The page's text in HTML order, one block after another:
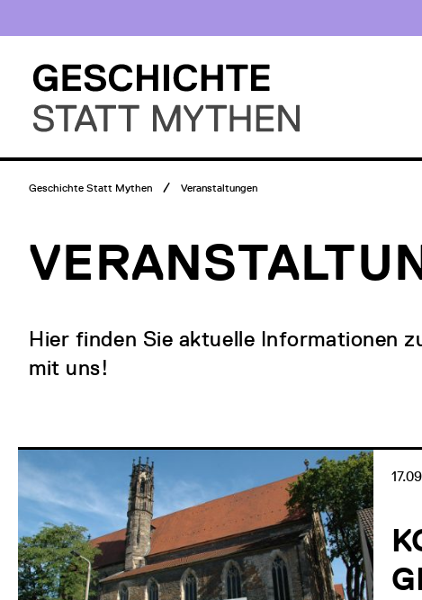
Inhalt
Hauptmenü
Geschichte
Statt
Breadcrumb
Geschichte Statt Mythen Veranstaltungen
Hier finden Sie aktuelle Informationen
mit uns!